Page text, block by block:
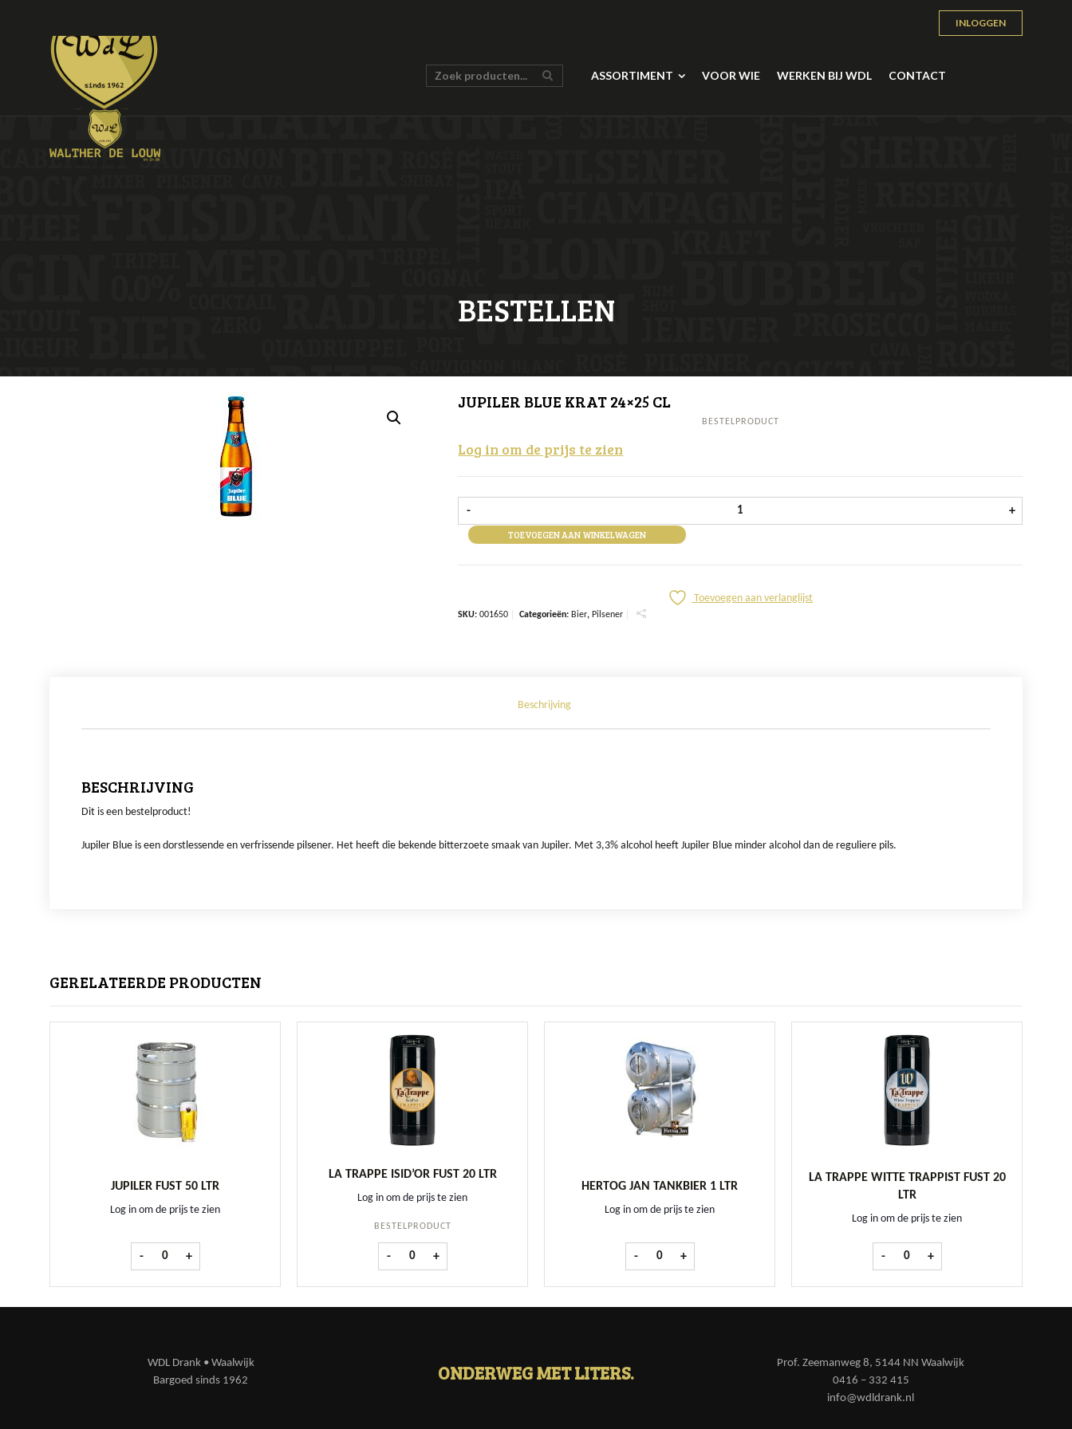
INLOGGEN
ASSORTIMENT VOOR WIE WERKEN BIJ WDL CONTACT
BESTELLEN
JUPILER BLUE KRAT 24×25 CL
BESTELPRODUCT
Log in om de prijs te zien
- Jupiler Blue Krat 24x25 cl aantal +
TOEVOEGEN AAN WINKELWAGEN
Toevoegen aan verlanglijst
SKU:001650 Categorieën: Bier, Pilsener
Beschrijving
BESCHRIJVING
Dit is een bestelproduct!
Jupiler Blue is een dorstlessende en verfrissende pilsener. Het heeft die bekende bitterzoete smaak van Jupiler. Met 3,3% alcohol heeft Jupiler Blue minder alcohol dan de reguliere pils.
GERELATEERDE PRODUCTEN
JUPILER FUST 50 LTR
Log in om de prijs te zien
- Jupiler fust 50 ltr aantal
+
LA TRAPPE ISID’OR FUST 20 LTR
Log in om de prijs te zien
BESTELPRODUCT
- La Trappe Isid'or fust 20 ltr aantal
+
HERTOG JAN TANKBIER 1 LTR
Log in om de prijs te zien
- Hertog Jan Tankbier 1 ltr aantal
+
LA TRAPPE WITTE TRAPPIST FUST 20
LTR
Log in om de prijs te zien
- La Trappe Witte Trappist fust 20 ltr
+
WDL Drank • Waalwijk
Bargoed sinds 1962
ONDERWEG MET LITERS.
Prof. Zeemanweg 8, 5144 NN Waalwijk
0416 – 332 415
info@wdldrank.nl